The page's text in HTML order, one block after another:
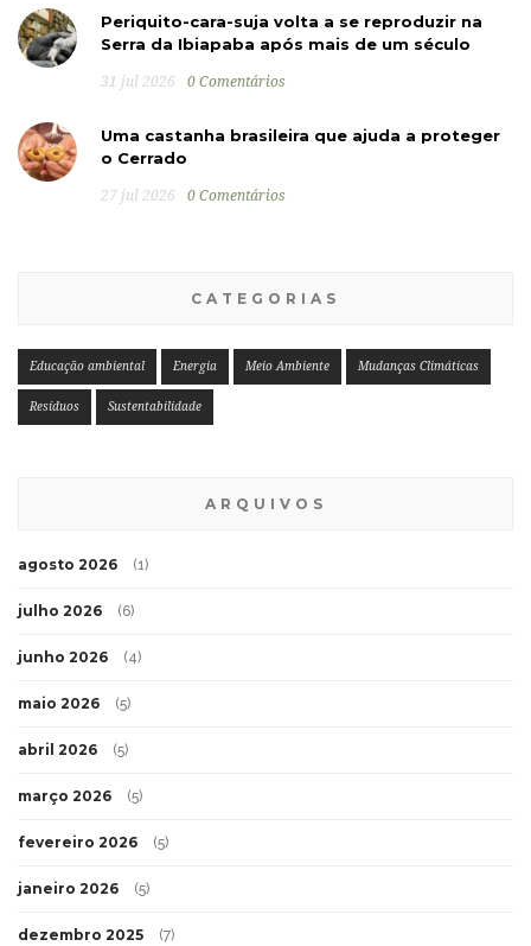
Periquito-cara-suja volta a se reproduzir na
Serra da Ibiapaba após mais de um século
31 jul 2026 0 Comentários
Uma castanha brasileira que ajuda a proteger
o Cerrado
27 jul 2026 0 Comentários
CATEGORIAS
Educação ambiental Energia Meio Ambiente Mudanças Climáticas
Resíduos Sustentabilidade
ARQUIVOS
agosto 2026 (1)
julho 2026 (6)
junho 2026 (4)
maio 2026 (5)
abril 2026 (5)
março 2026 (5)
fevereiro 2026 (5)
janeiro 2026 (5)
dezembro 2025 (7)